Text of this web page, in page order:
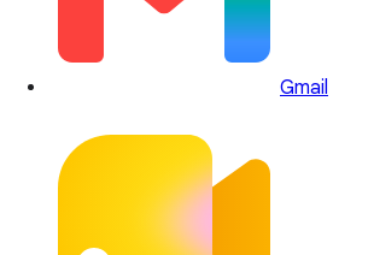
Gmail